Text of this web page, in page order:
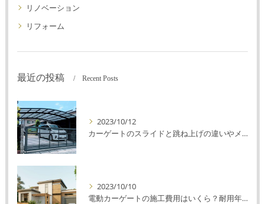
リノベーション
リフォーム
最近の投稿 Recent Posts
2023/10/12
カーゲートのスライドと跳ね上げの違いやメリットデメリットを解説！
2023/10/10
電動カーゲートの施工費用はいくら？耐用年数や注意点を解説！